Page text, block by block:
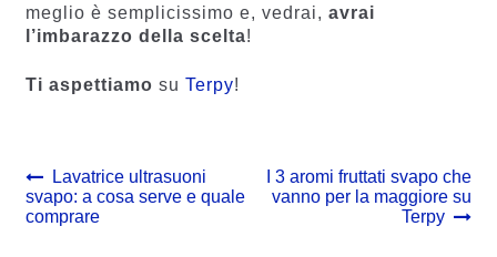
meglio è semplicissimo e, vedrai, avrai
l’imbarazzo della scelta!
Ti aspettiamo su Terpy!
Navigazione
articoli
Previous
post:
Lavatrice ultrasuoni
svapo: a cosa serve e quale
comprare
Next
post:
I 3 aromi fruttati svapo che
vanno per la maggiore su
Terpy